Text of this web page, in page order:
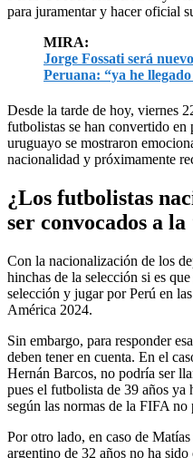
para juramentar y hacer oficial
MIRA:
Jorge Fossati será
Peruana: “ya he
Desde la tarde de hoy, viernes
futbolistas se han convertido
uruguayo se mostraron
nacionalidad y próximamente
¿Los futbolistas
ser convocados a la
Con la nacionalización de los
hinchas de la selección si es
selección y jugar por Perú en
América 2024.
Sin embargo, para responder
deben tener en cuenta. En el
Hernán Barcos, no podría ser
pues el futbolista de 39 años
según las normas de la FIFA no
Por otro lado, en caso de
argentino de 32 años no ha